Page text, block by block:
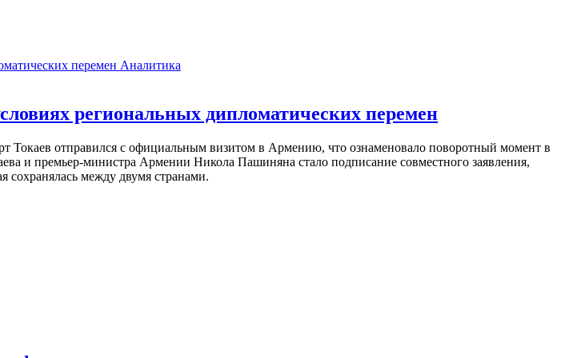
Аналитика
региональных дипломатических перемен
отправился с официальным визитом в Армению, что ознаменовало поворотный момент в
и премьер-министра Армении Никола Пашиняна стало подписание совместного заявления,
сохранялась между двумя странами.